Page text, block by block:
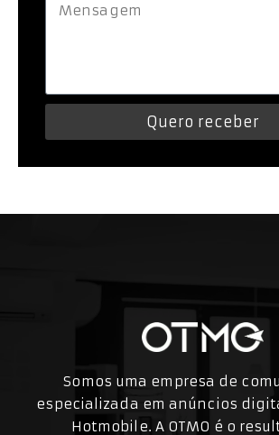
Quero receber
Somos uma empresa de
especializada em anúncios
Hotmobile. A OTMO é o